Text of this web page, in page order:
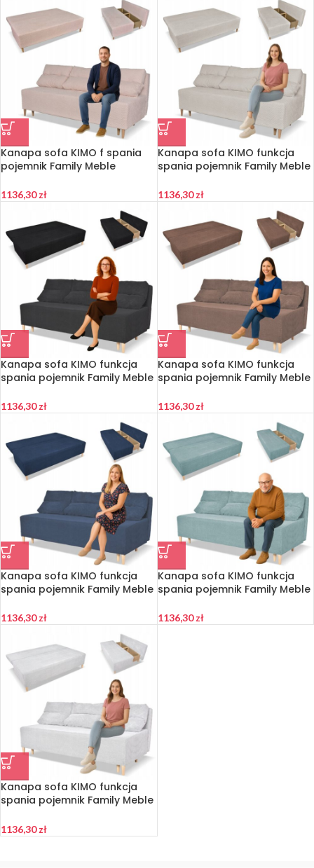
Kanapa sofa KIMO f spania
pojemnik Family Meble
1136,30zł
Kanapa sofa KIMO funkcja
spania pojemnik Family Meble
1136,30zł
Kanapa sofa KIMO funkcja
spania pojemnik Family Meble
1136,30zł
Kanapa sofa KIMO funkcja
spania pojemnik Family Meble
1136,30zł
Kanapa sofa KIMO funkcja
spania pojemnik Family Meble
1136,30zł
Kanapa sofa KIMO funkcja
spania pojemnik Family Meble
1136,30zł
Kanapa sofa KIMO funkcja
spania pojemnik Family Meble
1136,30zł